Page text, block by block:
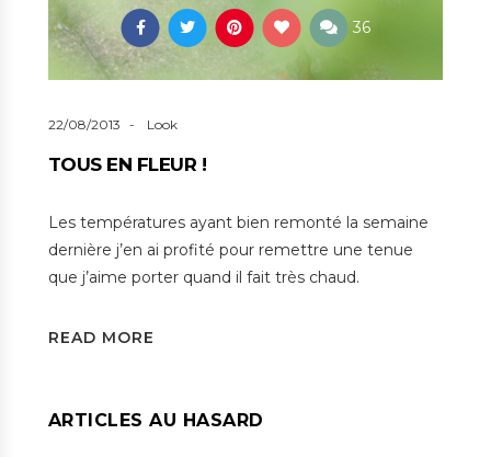
36
22/08/2013 Look
TOUS EN FLEUR !
Les températures ayant bien remonté la semaine
dernière j’en ai profité pour remettre une tenue
que j’aime porter quand il fait très chaud.
READ MORE
ARTICLES AU HASARD